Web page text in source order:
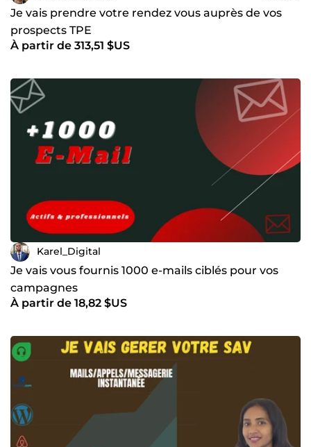
Je vais prendre votre rendez vous auprès de vos
prospects TPE
À partir de 313,51 $US
Karel_Digital
Je vais vous fournis 1000 e-mails ciblés pour vos
campagnes
À partir de 18,82 $US